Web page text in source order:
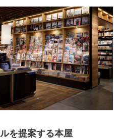
を提案する本屋